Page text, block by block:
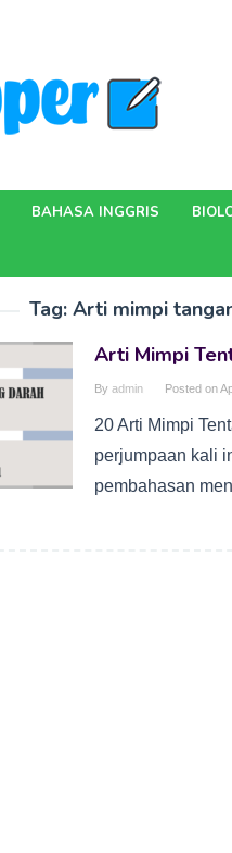
BAHASA INGGRIS
Tag: Arti mimpi
Arti Mimpi
By admin Posted on
20 Arti Mimpi
perjumpaan kali
pembahasan